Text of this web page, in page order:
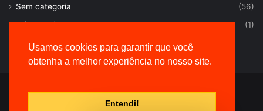
Usamos cookies para garantir que você
obtenha a melhor experiência no nosso site.
Entendi!
Sem categoria
(56)
Trânsito Livre
(1)
© Desenvolvido por |VersaTec